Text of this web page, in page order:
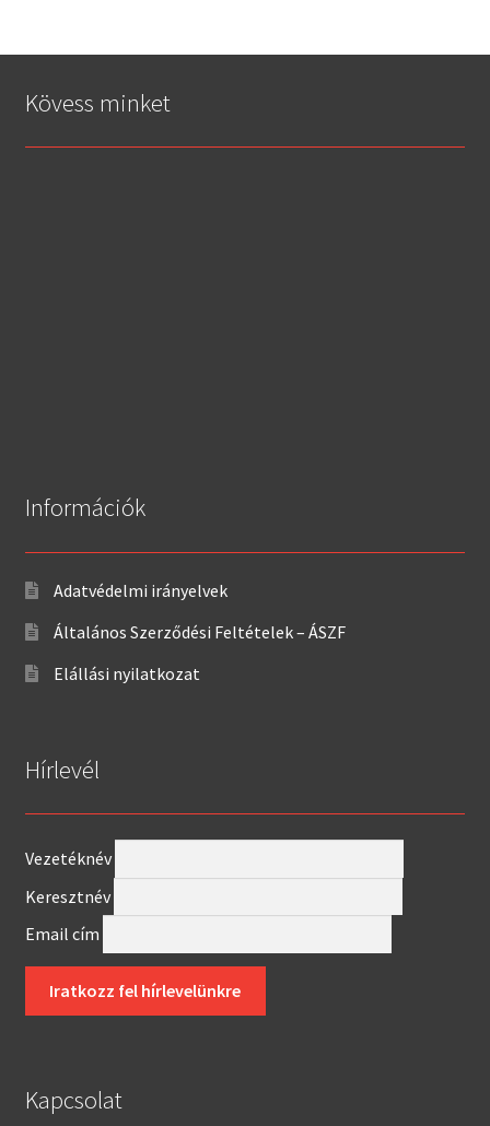
Kövess minket
Információk
Adatvédelmi irányelvek
Általános Szerződési Feltételek – ÁSZF
Elállási nyilatkozat
Hírlevél
Vezetéknév
Keresztnév
Email cím
Kapcsolat